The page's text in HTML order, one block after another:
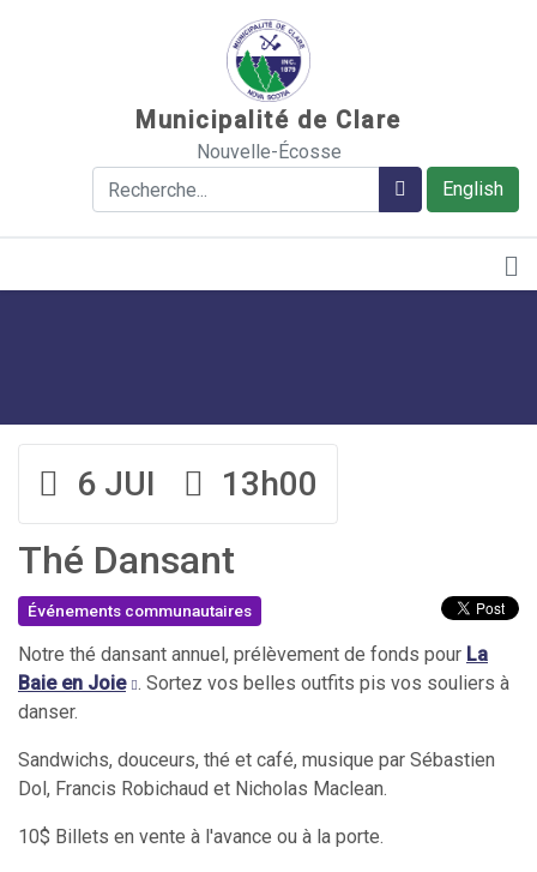
Municipalité de Clare
Nouvelle-Écosse
English
Rechercher Rechercher
6 JUI 13h00
Thé Dansant
Événements communautaires
Notre thé dansant annuel, prélèvement de fonds pour La
Baie en Joie . Sortez vos belles outfits pis vos souliers à
danser.
Sandwichs, douceurs, thé et café, musique par Sébastien
Dol, Francis Robichaud et Nicholas Maclean.
10$ Billets en vente à l'avance ou à la porte.